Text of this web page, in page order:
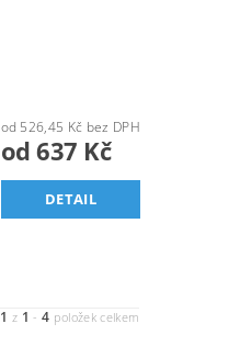
od 526,45 Kč bez DPH
od 637 Kč
DETAIL
1 z 1 -4 položek celkem